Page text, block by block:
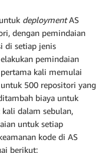
deploymentAS
dengan pemindaian
di setiap jenis
pemindaian
kali memulai
500 repositori yang
biaya untuk
dalam sebulan,
untuk setiap
kode di AS
berikut: